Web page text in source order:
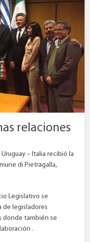
relaciones
– Italia recibió la
di Pietragalla,
Legislativo se
de legisladores
donde también se
.